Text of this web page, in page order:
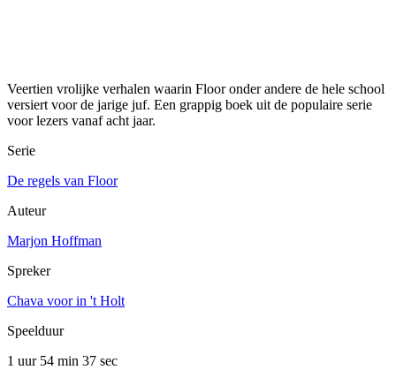
Veertien vrolijke verhalen waarin Floor onder andere de hele school
versiert voor de jarige juf. Een grappig boek uit de populaire serie
voor lezers vanaf acht jaar.
Serie
De regels van Floor
Auteur
Marjon Hoffman
Spreker
Chava voor in 't Holt
Speelduur
1 uur 54 min 37 sec